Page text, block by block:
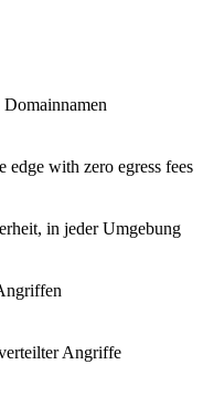
edge with zero egress fees
in jeder Umgebung
Angriffe